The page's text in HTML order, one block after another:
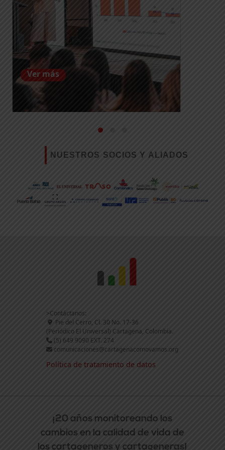
Ver más
NUESTROS SOCIOS Y ALIADOS
>Contáctanos:
Pie del Cerro, Cl. 30 No. 17-36
(Periódico El Universal) Cartagena, Colombia.
(5) 649 9090 EXT. 274
comunicaciones@cartagenacomovamos.org
Política de tratamiento de datos
¡20 años monitoreando los
cambios en la calidad de vida de
los cartageneros y cartageneras!